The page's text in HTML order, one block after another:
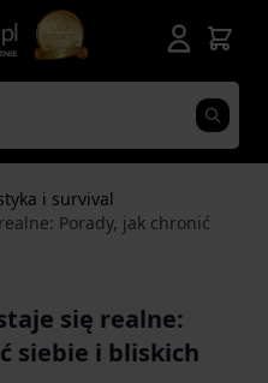
i survival
Porady, jak chronić
się realne:
siebie i bliskich